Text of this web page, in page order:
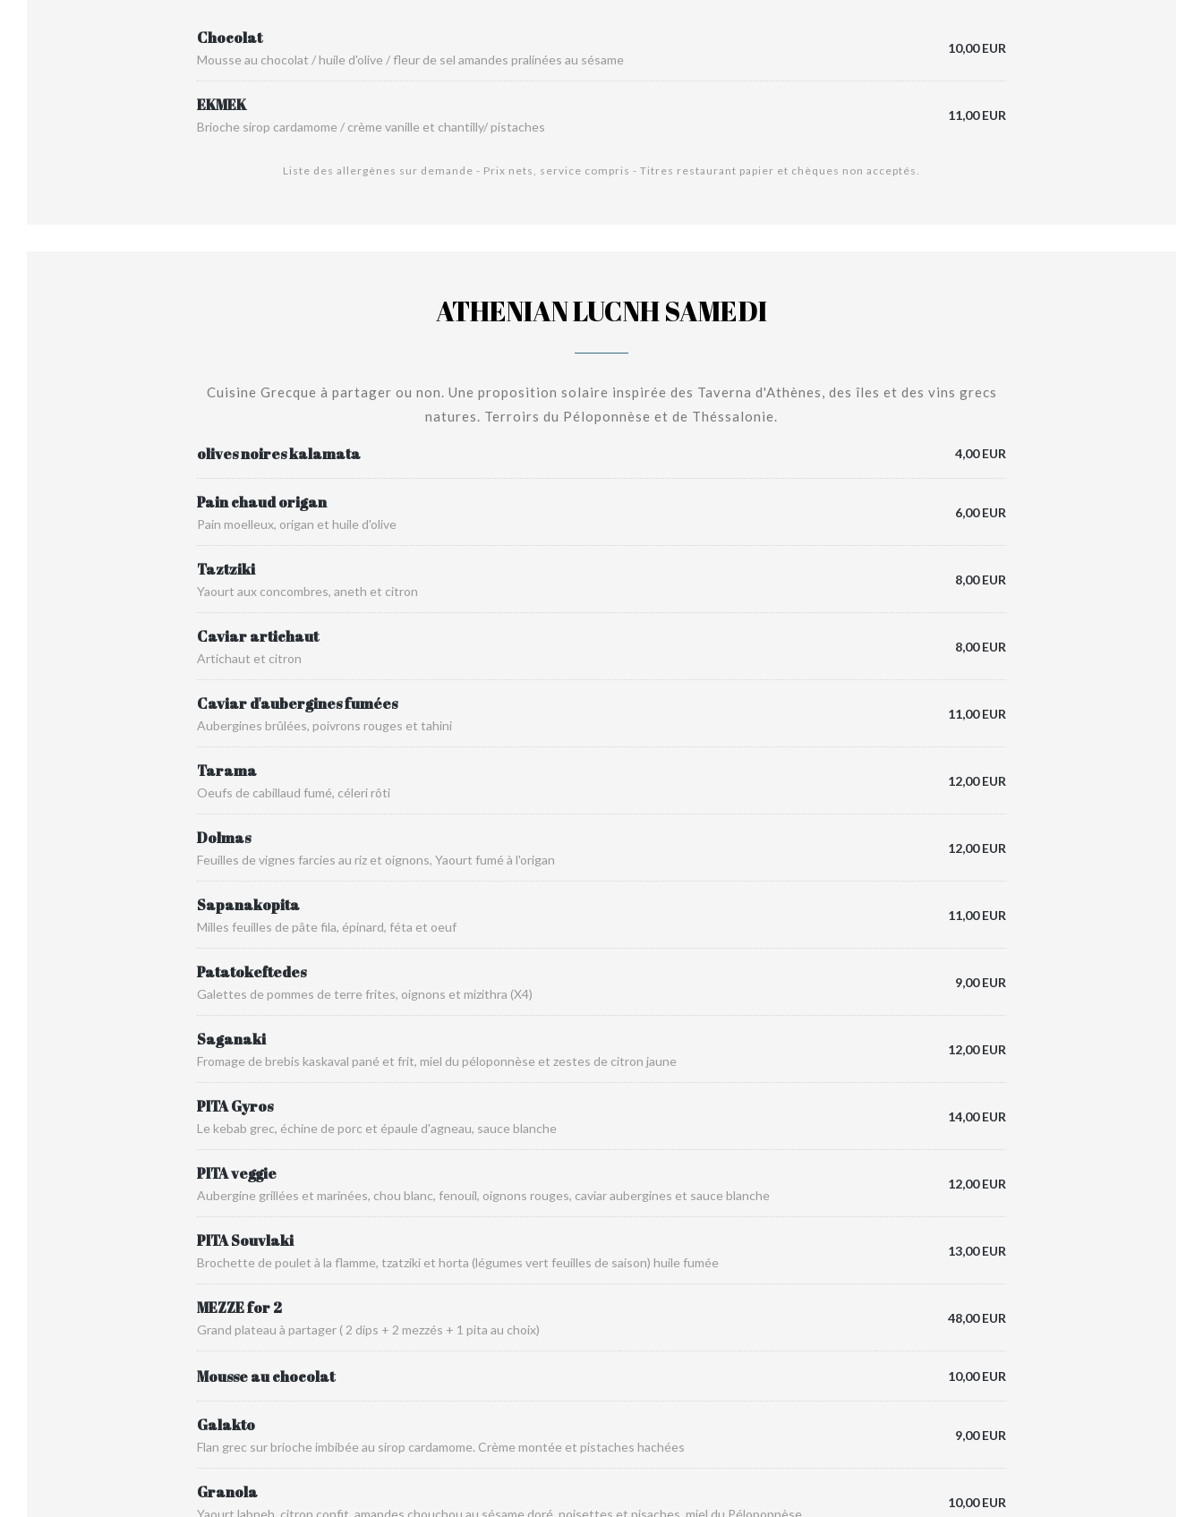
Chocolat
Mousse au chocolat / huile d'olive / fleur de sel amandes pralinées au sésame
10,00 EUR
EKMEK
Brioche sirop cardamome / crème vanille et chantilly/ pistaches
11,00 EUR
Liste des allergènes sur demande - Prix nets, service compris - Titres restaurant papier et chèques non acceptés.
ATHENIAN LUCNH SAMEDI
Cuisine Grecque à partager ou non. Une proposition solaire inspirée des Taverna d'Athènes, des îles et des vins grecs
natures. Terroirs du Péloponnèse et de Théssalonie.
olives noires kalamata 4,00 EUR
Pain chaud origan
Pain moelleux, origan et huile d'olive
6,00 EUR
Taztziki
Yaourt aux concombres, aneth et citron
8,00 EUR
Caviar artichaut
Artichaut et citron
8,00 EUR
Caviar d'aubergines fumées
Aubergines brûlées, poivrons rouges et tahini
11,00 EUR
Tarama
Oeufs de cabillaud fumé, céleri rôti
12,00 EUR
Dolmas
Feuilles de vignes farcies au riz et oignons, Yaourt fumé à l'origan
12,00 EUR
Sapanakopita
Milles feuilles de pâte fila, épinard, féta et oeuf
11,00 EUR
Patatokeftedes
Galettes de pommes de terre frites, oignons et mizithra (X4)
9,00 EUR
Saganaki
Fromage de brebis kaskaval pané et frit, miel du péloponnèse et zestes de citron jaune
12,00 EUR
PITA Gyros
Le kebab grec, échine de porc et épaule d'agneau, sauce blanche
14,00 EUR
PITA veggie
Aubergine grillées et marinées, chou blanc, fenouil, oignons rouges, caviar aubergines et sauce blanche
12,00 EUR
PITA Souvlaki
Brochette de poulet à la flamme, tzatziki et horta (légumes vert feuilles de saison) huile fumée
13,00 EUR
MEZZE for 2
Grand plateau à partager ( 2 dips + 2 mezzés + 1 pita au choix)
48,00 EUR
Mousse au chocolat 10,00 EUR
Galakto
Flan grec sur brioche imbibée au sirop cardamome. Crème montée et pistaches hachées
9,00 EUR
Granola
Yaourt labneh, citron confit, amandes chouchou au sésame doré, noisettes et pisaches, miel du Péloponnèse
10,00 EUR